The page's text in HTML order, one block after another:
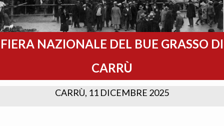
FIERA NAZIONALE DEL BUE GRASSO DI
CARRÙ
CARRÙ, 11 DICEMBRE 2025